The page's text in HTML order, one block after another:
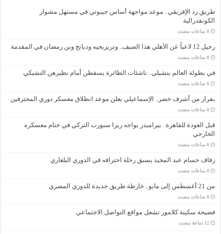
طريق زد الإفريقي.. موعد مواجهة أساس جيبوتي في مستهل مشوار
الكونفدرالية
‏8 ساعات مضت
رحيل 12 لاعباً عن الأهلي هذا الصيف.. وتريزيجيه وديانج وبن رمضان في المقدمة
‏8 ساعات مضت
في بطولة العالم بتشيلي.. ناشئات الطائرة يسقطن أمام نظيرهن التشيكي
‏8 ساعات مضت
بقرار من أشرف خضر.. الإسماعيلي يعلن موعد انطلاق معسكر دوري المحترفين
‏8 ساعات مضت
قبل العودة للقاهرة.. بيراميدز يواجه ريزا سبورت التركي في ختام معسكره
الخارجي
‏8 ساعات مضت
زفاف حسام عبد المجيد يسبق رحلة احترافه في الدوري البلغاري
‏8 ساعات مضت
من 21 أغسطس إلى مايو.. خارطة طريق جديدة للدوري المصري
‏8 ساعات مضت
فضيحة سكينة كلامور تشعل مواقع التواصل الاجتماعي
‏12 ساعة مضت